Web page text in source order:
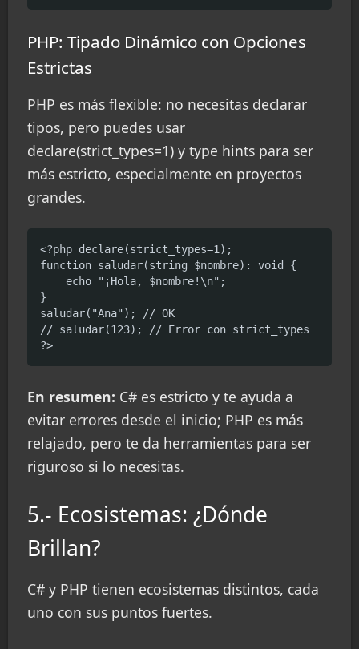
PHP: Tipado Dinámico con Opciones
Estrictas
PHP es más flexible: no necesitas declarar
tipos, pero puedes usar
declare(strict_types=1) y type hints para ser
más estricto, especialmente en proyectos
grandes.
<?php declare(strict_types=1);
function saludar(string $nombre): void {
    echo "¡Hola, $nombre!\n";
}
saludar("Ana"); // OK
// saludar(123); // Error con strict_types
?>
En resumen: C# es estricto y te ayuda a
evitar errores desde el inicio; PHP es más
relajado, pero te da herramientas para ser
riguroso si lo necesitas.
5.- Ecosistemas: ¿Dónde
Brillan?
C# y PHP tienen ecosistemas distintos, cada
uno con sus puntos fuertes.